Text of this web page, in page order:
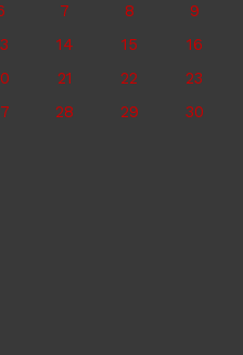
7 8
9
14 15
16
21 22
23
28 29
30